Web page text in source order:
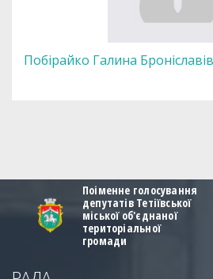
Побірайко Галина
Поіменне голосування
депутатів Тетіївської
міської об'єднаної
територіальної
громади